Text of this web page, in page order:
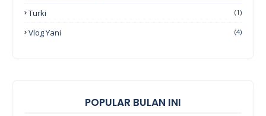
Turki (1)
Vlog Yani (4)
POPULAR BULAN INI